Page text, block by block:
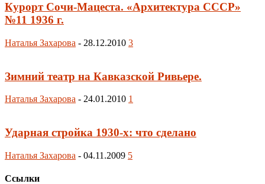
Курорт Сочи-Мацеста. «Архитектура СССР»
№11 1936 г.
Наталья Захарова - 28.12.2010 3
Зимний театр на Кавказской Ривьере.
Наталья Захарова - 24.01.2010 1
Ударная стройка 1930-х: что сделано
Наталья Захарова - 04.11.2009 5
Ссылки